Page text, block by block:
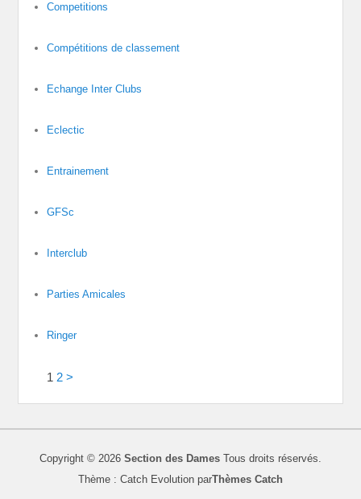
Competitions
Compétitions de classement
Echange Inter Clubs
Eclectic
Entrainement
GFSc
Interclub
Parties Amicales
Ringer
1 2 >
Copyright © 2026 Section des Dames Tous droits réservés.
Thème : Catch Evolution parThèmes Catch